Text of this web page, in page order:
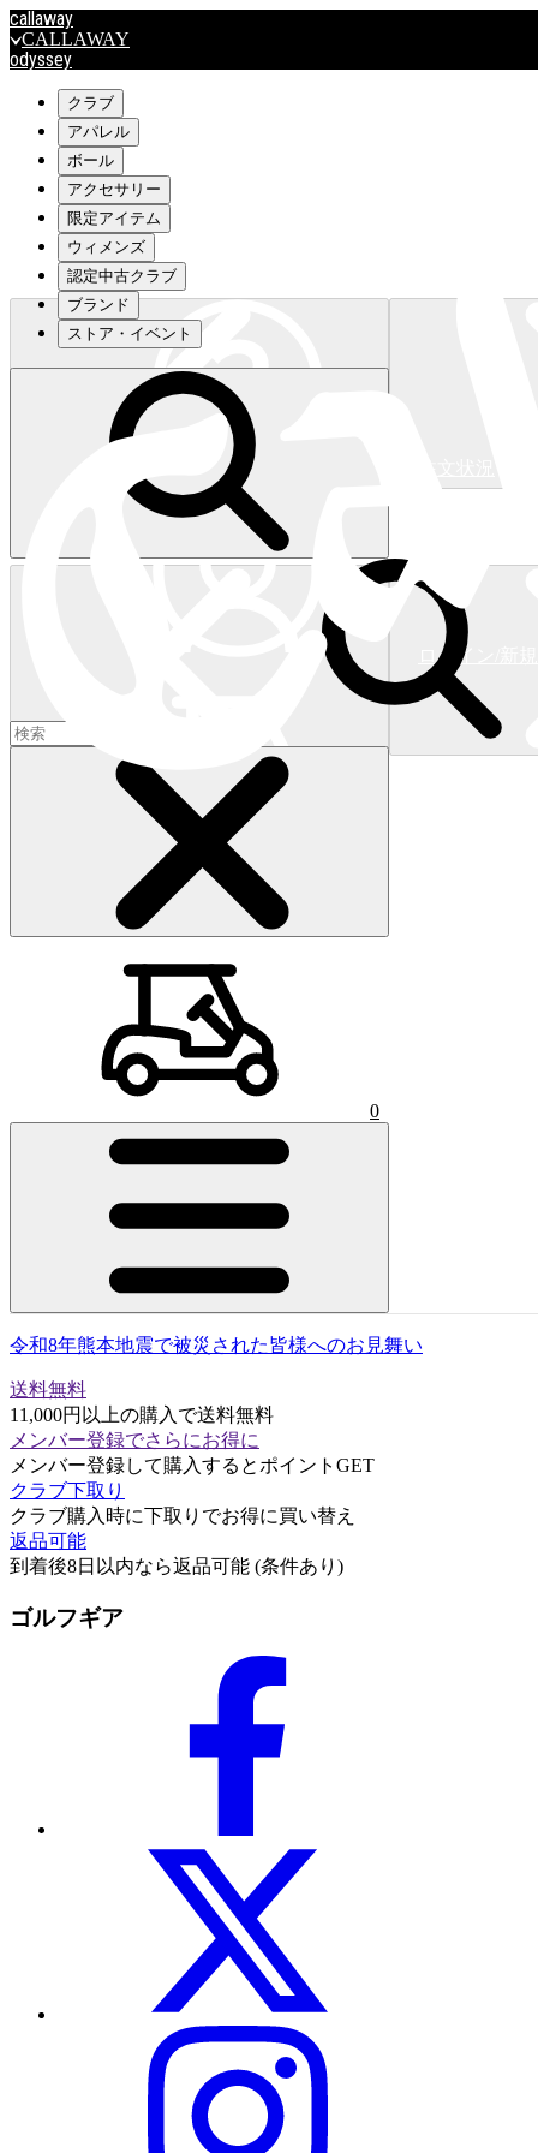
callaway
CALLAWAY
odyssey
travismathew
outlet
OUTLET
キャロウェイアパレルはこちら>>>
キャロウェイアパレルはこちら>>>
ログイン/新
ショッピングカート 0)
クラブ
アパレル
ボール
アクセサリー
限定アイテム
ウィメンズ
認定中古クラブ
ブランド
ストア・イベント
0
令和8年熊本地震で被災された皆様へのお見舞い
送料無料
11,000円以上の購入で送料無料
メンバー登録でさらにお得に
メンバー登録して購入するとポイントGET
クラブ下取り
クラブ購入時に下取りでお得に買い替え
返品可能
到着後8日以内なら返品可能 (条件あり)
ゴルフギア